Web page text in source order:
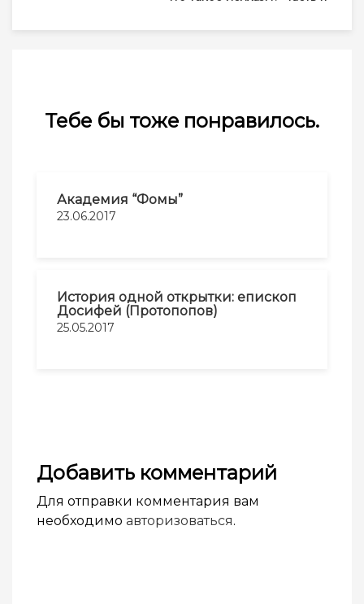
Тебе бы тоже понравилось.
Академия “Фомы”
23.06.2017
История одной открытки: епископ
Досифей (Протопопов)
25.05.2017
Добавить комментарий
Для отправки комментария вам
необходимо авторизоваться.